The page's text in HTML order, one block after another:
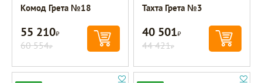
Комод Грета №18
55 210Р
60 554Р
Тахта Грета №3
40 501Р
44 421Р